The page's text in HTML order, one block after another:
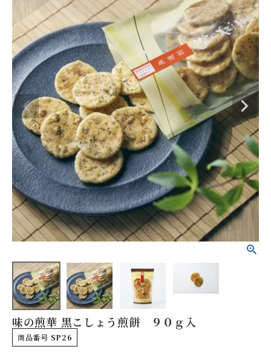
search
人気ワード： やみつきしみかりせん
四季満喫便
やまがたマリアージュ
味の煎華
野菜カレー揚煎
やみつきしみかりせん
人気ランキング
商品一覧
商品一覧（味付けから選ぶ）
味の煎華 黒こしょう煎餅 ９０ｇ入
商品番号 SP26